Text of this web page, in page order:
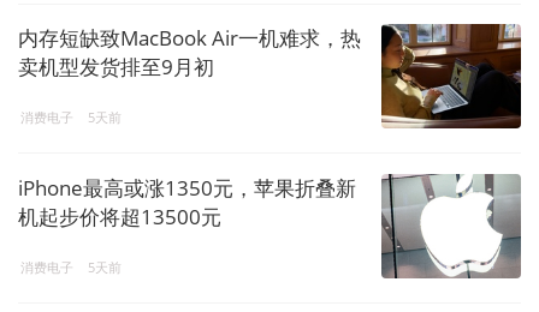
内存短缺致MacBook Air一机难求，热
卖机型发货排至9月初
消费电子 5天前
iPhone最高或涨1350元，苹果折叠新
机起步价将超13500元
消费电子 5天前